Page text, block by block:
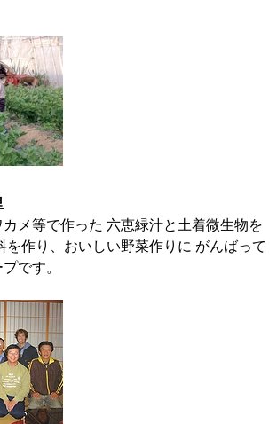
メ等で作った 六恵緑汁と土着微生物を
を作り、おいしい野菜作りに がんばって
です。